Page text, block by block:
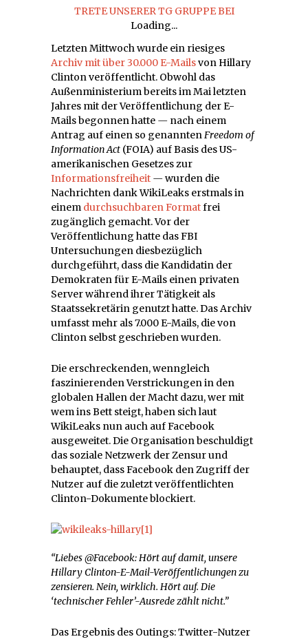
TRETE UNSERER TG GRUPPE BEI
Loading...
Letzten Mittwoch wurde ein riesiges
Archiv mit über 30.000 E-Mailsvon Hillary
Clinton veröffentlicht. Obwohl das
Außenministerium bereits im Mai letzten
Jahres mit der Veröffentlichung der E-
Mails begonnen hatte — nach einem
Antrag auf einen so genanntenFreedom of
Information Act (FOIA) auf Basis des US-
amerikanischen Gesetzes zur
Informationsfreiheit — wurden die
Nachrichten dank WikiLeaks erstmals in
einem durchsuchbaren Formatfrei
zugänglich gemacht. Vor der
Veröffentlichung hatte das FBI
Untersuchungen diesbezüglich
durchgeführt, dass die Kandidatin der
Demokraten für E-Mails einen privaten
Server während ihrer Tätigkeit als
Staatssekretärin genutzt hatte. Das Archiv
umfasst mehr als 7.000 E-Mails, die von
Clinton selbst geschrieben wurden.
Die erschreckenden, wenngleich
faszinierenden Verstrickungen in den
globalen Hallen der Macht dazu, wer mit
wem ins Bett steigt, haben sich laut
WikiLeaks nun auch auf Facebook
ausgeweitet. Die Organisation beschuldigt
das soziale Netzwerk der Zensur und
behauptet, dass Facebook den Zugriff der
Nutzer auf die zuletzt veröffentlichten
Clinton-Dokumente blockiert.
“Liebes @Facebook: Hört auf damit, unsere
Hillary Clinton-E-Mail-Veröffentlichungen zu
zensieren. Nein, wirklich. Hört auf. Die
‘technischer Fehler’-Ausrede zählt nicht.”
Das Ergebnis des Outings: Twitter-Nutzer